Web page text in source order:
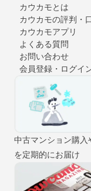
カウカモとは
カウカモの評判・
カウカモアプリ
よくある質問
お問い合わせ
会員登録・ログイ
中古マンション購
を定期的にお届け